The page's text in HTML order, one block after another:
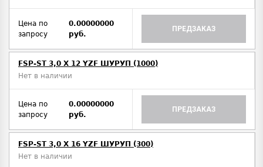
Цена по
запросу
0.00000000
руб.
ПРЕДЗАКАЗ
FSP-ST 3,0 X 12 YZF ШУРУП (1000)
Нет в наличии
Цена по
запросу
0.00000000
руб.
ПРЕДЗАКАЗ
FSP-ST 3,0 X 16 YZF ШУРУП (300)
Нет в наличии